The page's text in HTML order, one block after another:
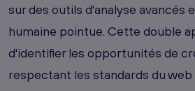
sur des outils d'analyse avancés
humaine pointue. Cette double
d'identifier les opportunités de
respectant les standards du web